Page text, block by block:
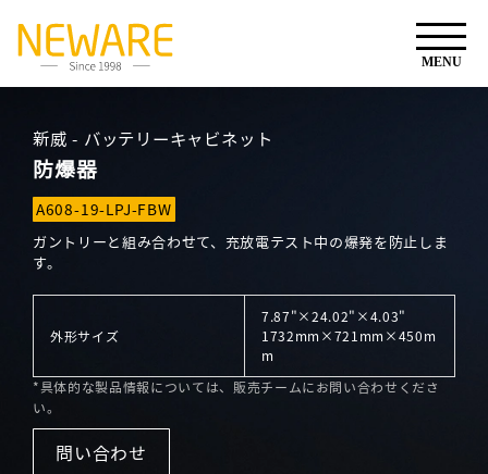
新威 - バッテリーキャビネット
防爆器
A608-19-LPJ-FBW
ガントリーと組み合わせて、充放電テスト中の爆発を防止しま
す。
外形サイズ
7.87"×24.02"×4.03"
1732mm×721mm×450m
m
*具体的な製品情報については、販売チームにお問い合わせくださ
い。
問い合わせ